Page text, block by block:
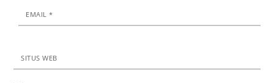
EMAIL*
SITUS WEB